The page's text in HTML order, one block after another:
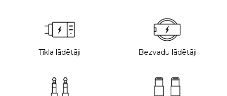
Tīkla lādētāji Bezvadu lādētāji